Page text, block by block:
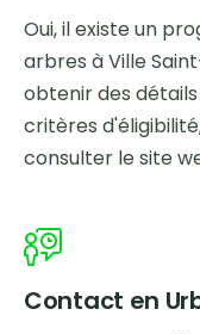
Oui, il existe un
arbres à Ville
obtenir des
critères
consulter le site
Contact en